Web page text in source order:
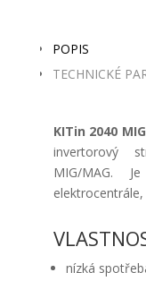
POPIS
TECHNICKÉ
KITin 2040
invertorový
MIG/MAG.
nízká